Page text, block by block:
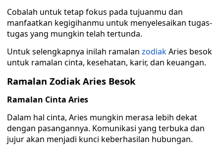
Cobalah untuk tetap fokus pada tujuanmu dan
manfaatkan kegigihanmu untuk menyelesaikan tugas-
tugas yang mungkin telah tertunda.
Untuk selengkapnya inilah ramalan zodiakAries besok
untuk ramalan cinta, kesehatan, karir, dan keuangan.
Ramalan Zodiak Aries Besok
Ramalan Cinta Aries
Dalam hal cinta, Aries mungkin merasa lebih dekat
dengan pasangannya. Komunikasi yang terbuka dan
jujur akan menjadi kunci keberhasilan hubungan.